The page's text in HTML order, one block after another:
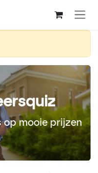
op mooie prijzen